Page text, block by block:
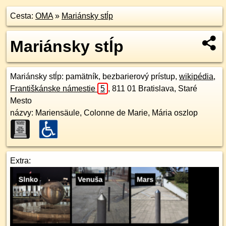
Cesta: OMA» Mariánsky stĺp
Mariánsky stĺp
Mariánsky stĺp: pamätník, bezbarierový prístup, wikipédia,
Františkánske námestie 5 , 811 01 Bratislava, Staré
Mesto
názvy: Mariensäule, Colonne de Marie, Mária oszlop
Extra: